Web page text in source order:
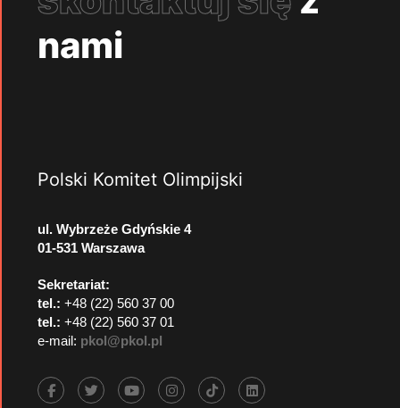
nami
Polski Komitet Olimpijski
ul. Wybrzeże Gdyńskie 4
01-531 Warszawa
Sekretariat:
tel.: +48 (22) 560 37 00
tel.: +48 (22) 560 37 01
e-mail: pkol@pkol.pl